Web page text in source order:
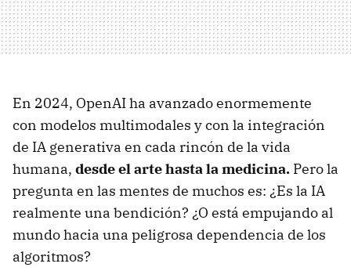
En 2024, OpenAI ha avanzado enormemente
con modelos multimodales y con la integración
de IA generativa en cada rincón de la vida
humana, desde el arte hasta la medicina. Pero la
pregunta en las mentes de muchos es: ¿Es la IA
realmente una bendición? ¿O está empujando al
mundo hacia una peligrosa dependencia de los
algoritmos?